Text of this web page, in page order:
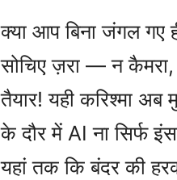
क्या आप बिना जंगल गए
सोचिए ज़रा — न
तैयार! यही करिश्मा अब
के दौर में AI ना सिर्फ
यहां तक कि बंदर की